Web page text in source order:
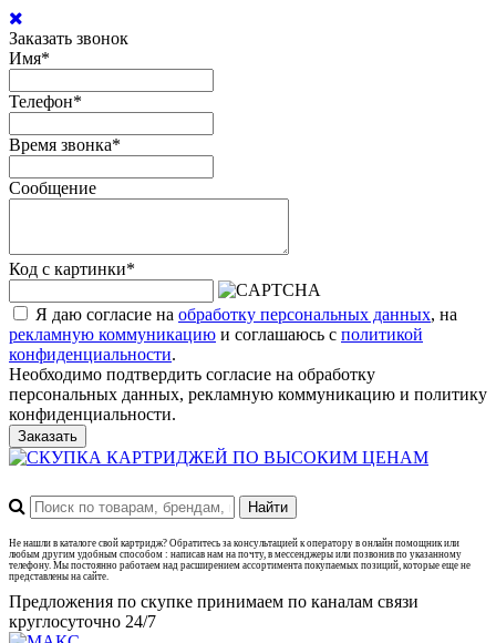
Заказать звонок
Имя*
Телефон*
Время звонка*
Сообщение
Код с картинки*
Я даю согласие на обработку персональных данных, на
рекламную коммуникацию и соглашаюсь с политикой
конфиденциальности.
Необходимо подтвердить согласие на обработку
персональных данных, рекламную коммуникацию и политику
конфиденциальности.
Заказать
Не нашли в каталоге свой картридж? Обратитесь за консультацией к оператору в онлайн помощник или
любым другим удобным способом : написав нам на почту, в мессенджеры или позвонив по указанному
телефону. Мы постоянно работаем над расширением ассортимента покупаемых позиций, которые еще не
представлены на сайте.
Предложения по скупке принимаем по каналам связи
круглосуточно 24/7